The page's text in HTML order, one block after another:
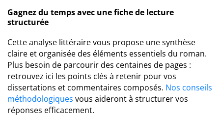
Gagnez du temps avec une fiche de lecture
structurée
Cette analyse littéraire vous propose une synthèse
claire et organisée des éléments essentiels du roman.
Plus besoin de parcourir des centaines de pages :
retrouvez ici les points clés à retenir pour vos
dissertations et commentaires composés. Nos conseils
méthodologiques vous aideront à structurer vos
réponses efficacement.